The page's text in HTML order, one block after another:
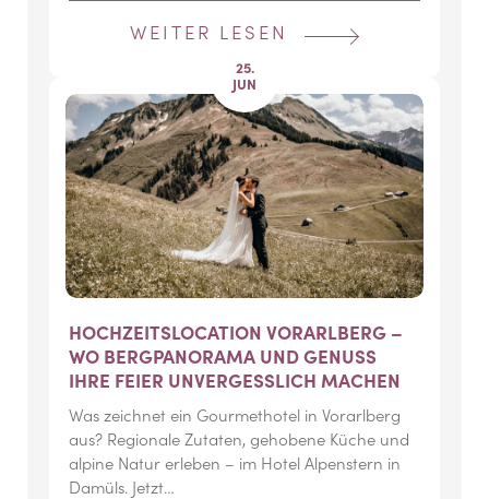
WEITER LESEN
25.
JUN
HOCHZEITSLOCATION VORARLBERG –
WO BERGPANORAMA UND GENUSS
IHRE FEIER UNVERGESSLICH MACHEN
Was zeichnet ein Gourmethotel in Vorarlberg
aus? Regionale Zutaten, gehobene Küche und
alpine Natur erleben – im Hotel Alpenstern in
Damüls. Jetzt…